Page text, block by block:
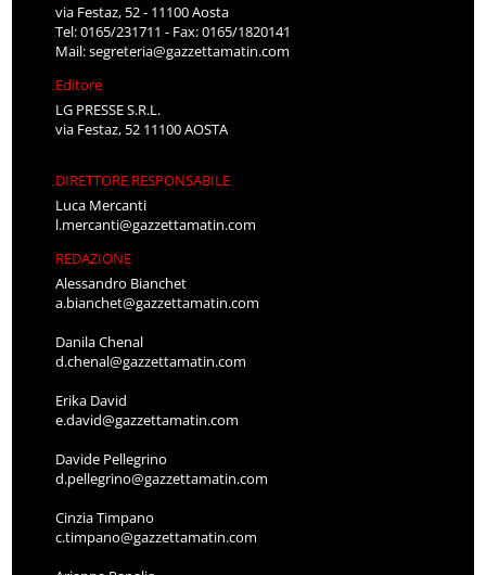
via Festaz, 52 - 11100 Aosta
Tel: 0165/231711 - Fax: 0165/1820141
Mail:segreteria@gazzettamatin.com
Editore
LG PRESSE S.R.L.
via Festaz, 52 11100 AOSTA
DIRETTORE RESPONSABILE
Luca Mercanti
l.mercanti@gazzettamatin.com
REDAZIONE
Alessandro Bianchet
a.bianchet@gazzettamatin.com
Danila Chenal
d.chenal@gazzettamatin.com
Erika David
e.david@gazzettamatin.com
Davide Pellegrino
d.pellegrino@gazzettamatin.com
Cinzia Timpano
c.timpano@gazzettamatin.com